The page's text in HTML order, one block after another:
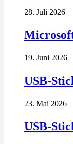
28. Juli 2026
19. Juni 2026
USB-
23. Mai 2026
USB-